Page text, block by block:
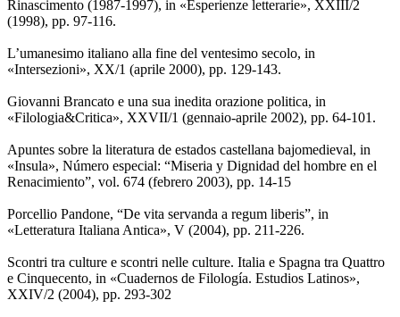
Rinascimento (1987-1997), in «Esperienze letterarie», XXIII/2
(1998), pp. 97-116.
L’umanesimo italiano alla fine del ventesimo secolo, in
«Intersezioni», XX/1 (aprile 2000), pp. 129-143.
Giovanni Brancato e una sua inedita orazione politica, in
«Filologia&Critica», XXVII/1 (gennaio-aprile 2002), pp. 64-101.
Apuntes sobre la literatura de estados castellana bajomedieval, in
«Insula», Número especial: “Miseria y Dignidad del hombre en el
Renacimiento”, vol. 674 (febrero 2003), pp. 14-15
Porcellio Pandone, “De vita servanda a regum liberis”, in
«Letteratura Italiana Antica», V (2004), pp. 211-226.
Scontri tra culture e scontri nelle culture. Italia e Spagna tra Quattro
e Cinquecento, in «Cuadernos de Filología. Estudios Latinos»,
XXIV/2 (2004), pp. 293-302